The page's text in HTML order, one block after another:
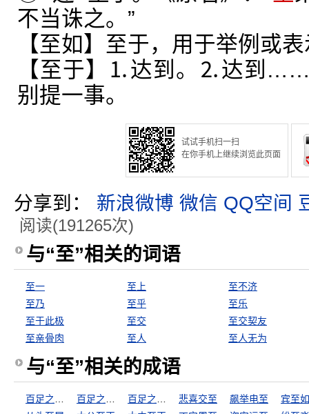
不当诛之。”
【至如】至于，用于举例或
【至于】⒈达到。⒉达到
别提一事。
试试手机扫一扫
在你手机上继续浏览此页面
分享到： 新浪微博 微信 QQ空间
阅读(191265次)
与“至”相关的词语
至一 至上
至不济
至乃
至乎
至乐
至于此极
至交
至交契友
至亲骨肉
至人 至人无为
与“至”相关的成语
悲喜交至 飙举电至
宾至